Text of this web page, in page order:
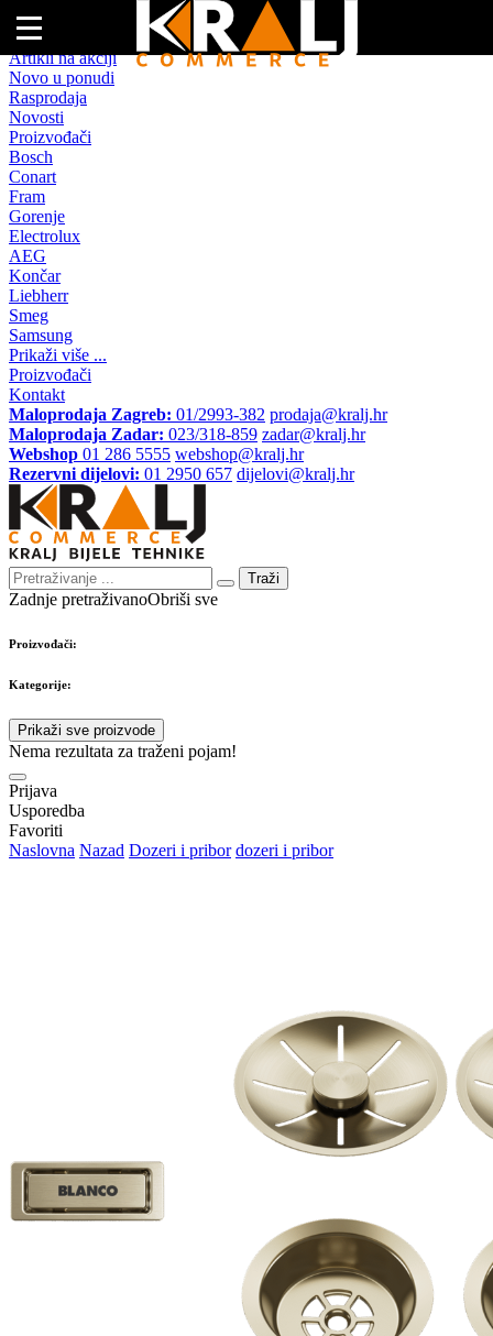
Naslovna
Artikli na akciji
Novo u ponudi
Rasprodaja
Novosti
Proizvođači
Bosch
Conart
Fram
Gorenje
Electrolux
AEG
Končar
Liebherr
Smeg
Samsung
Prikaži više ...
Proizvođači
Kontakt
Maloprodaja Zagreb: 01/2993-382 prodaja@kralj.hr
Maloprodaja Zadar: 023/318-859 zadar@kralj.hr
Webshop 01 286 5555 webshop@kralj.hr
Rezervni dijelovi: 01 2950 657 dijelovi@kralj.hr
Traži
Zadnje pretraživanoObriši sve
Proizvođači:
Kategorije:
Prikaži sve proizvode
Nema rezultata za traženi pojam!
Prijava
Usporedba
Favoriti
Naslovna Nazad Dozeri i pribor dozeri i pribor